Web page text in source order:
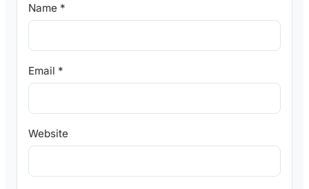
Name *
Email *
Website